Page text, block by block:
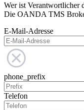
Wer ist Verantwortlicher
Die OANDA TMS
E-Mail-Adresse
phone_prefix
Telefon